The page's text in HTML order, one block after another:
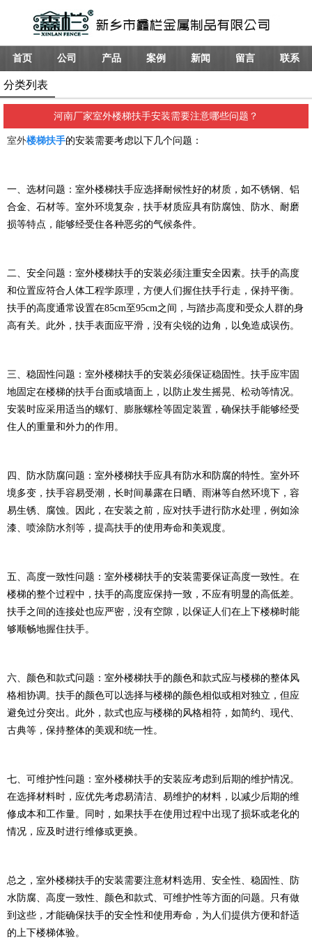
首页 公司 产品 案例 新闻 留言 联系
分类列表
河南厂家室外楼梯扶手安装需要注意哪些问题？
室外楼梯扶手的安装需要考虑以下几个问题：
一、选材问题：室外楼梯扶手应选择耐候性好的材质，如不锈钢、铝
合金、石材等。室外环境复杂，扶手材质应具有防腐蚀、防水、耐磨
损等特点，能够经受住各种恶劣的气候条件。
二、安全问题：室外楼梯扶手的安装必须注重安全因素。扶手的高度
和位置应符合人体工程学原理，方便人们握住扶手行走，保持平衡。
扶手的高度通常设置在85cm至95cm之间，与踏步高度和受众人群的身
高有关。此外，扶手表面应平滑，没有尖锐的边角，以免造成误伤。
三、稳固性问题：室外楼梯扶手的安装必须保证稳固性。扶手应牢固
地固定在楼梯的扶手台面或墙面上，以防止发生摇晃、松动等情况。
安装时应采用适当的螺钉、膨胀螺栓等固定装置，确保扶手能够经受
住人的重量和外力的作用。
四、防水防腐问题：室外楼梯扶手应具有防水和防腐的特性。室外环
境多变，扶手容易受潮，长时间暴露在日晒、雨淋等自然环境下，容
易生锈、腐蚀。因此，在安装之前，应对扶手进行防水处理，例如涂
漆、喷涂防水剂等，提高扶手的使用寿命和美观度。
五、高度一致性问题：室外楼梯扶手的安装需要保证高度一致性。在
楼梯的整个过程中，扶手的高度应保持一致，不应有明显的高低差。
扶手之间的连接处也应严密，没有空隙，以保证人们在上下楼梯时能
够顺畅地握住扶手。
六、颜色和款式问题：室外楼梯扶手的颜色和款式应与楼梯的整体风
格相协调。扶手的颜色可以选择与楼梯的颜色相似或相对独立，但应
避免过分突出。此外，款式也应与楼梯的风格相符，如简约、现代、
古典等，保持整体的美观和统一性。
七、可维护性问题：室外楼梯扶手的安装应考虑到后期的维护情况。
在选择材料时，应优先考虑易清洁、易维护的材料，以减少后期的维
修成本和工作量。同时，如果扶手在使用过程中出现了损坏或老化的
情况，应及时进行维修或更换。
总之，室外楼梯扶手的安装需要注意材料选用、安全性、稳固性、防
水防腐、高度一致性、颜色和款式、可维护性等方面的问题。只有做
到这些，才能确保扶手的安全性和使用寿命，为人们提供方便和舒适
的上下楼梯体验。